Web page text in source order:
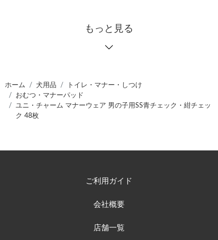
もっと見る
ホーム 犬用品
トイレ・マナー・しつけ
おむつ・マナーパッド
ユニ・チャーム マナーウェア 男の子用SS青チェック・紺チェッ
ク 48枚
ご利用ガイド
会社概要
店舗一覧